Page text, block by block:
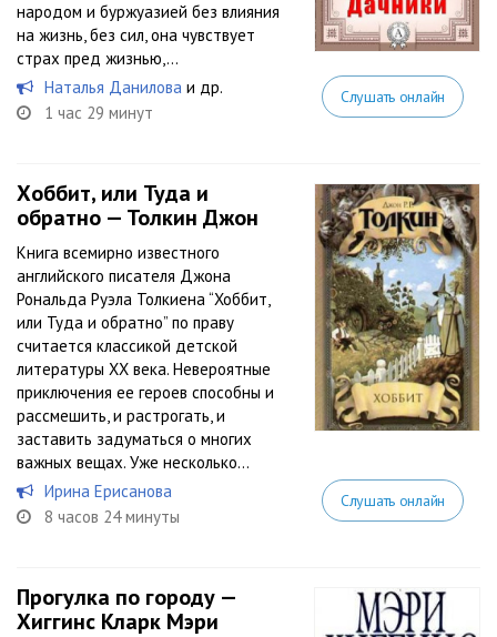
народом и буржуазией без влияния
на жизнь, без сил, она чувствует
страх пред жизнью,...
Наталья Данилова и др.
1 час 29 минут
Слушать онлайн
Хоббит, или Туда и
обратно — Толкин Джон
Книга всемирно известного
английского писателя Джона
Рональда Руэла Толкиена “Хоббит,
или Туда и обратно” по праву
считается классикой детской
литературы ХХ века. Невероятные
приключения ее героев способны и
рассмешить, и растрогать, и
заставить задуматься о многих
важных вещах. Уже несколько...
Ирина Ерисанова
8 часов 24 минуты
Слушать онлайн
Прогулка по городу —
Хиггинс Кларк Мэри